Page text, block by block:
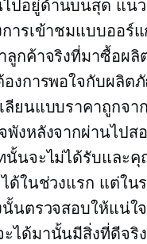
ปอยู่ด้านบนสุด แน
การเข้าชมแบบออร์
ลูกค้าจริงที่มาซื้อผ
องการพอใจกับผลิ
ลียนแบบราคาถูกจา
พังหลังจากผ่านไปส
นั้นจะไม่ได้รับและ
ได้ในช่วงแรก แต่ใน
นั้นตรวจสอบให้แน่
ได้มานั้นมีสิ่งที่ดีจริ